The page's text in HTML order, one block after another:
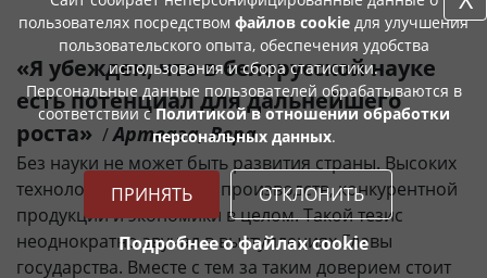
«Я убежден, что в белорусской науке
есть потенциал для дальнейшего
роста» /Артеага, Вера
Без науки не может быть развития страны. Высоких
технологий, передовых производств, конкурентной
продукции и экономики в целом. Такой тезис
неоднократно звучал в выступлениях Главы
государства. Вместе с тем за таким доверием стоит
пользователях посредством файлов cookie для улучшения
пользовательского опыта, обеспечения удобства
использования и сбора статистики.
Персональные данные пользователей обрабатываются в
соответствии сПолитикой в отношении обработки
персональных данных.
ПРИНЯТЬ ОТКЛОНИТЬ
Подробнее о файлах cookie